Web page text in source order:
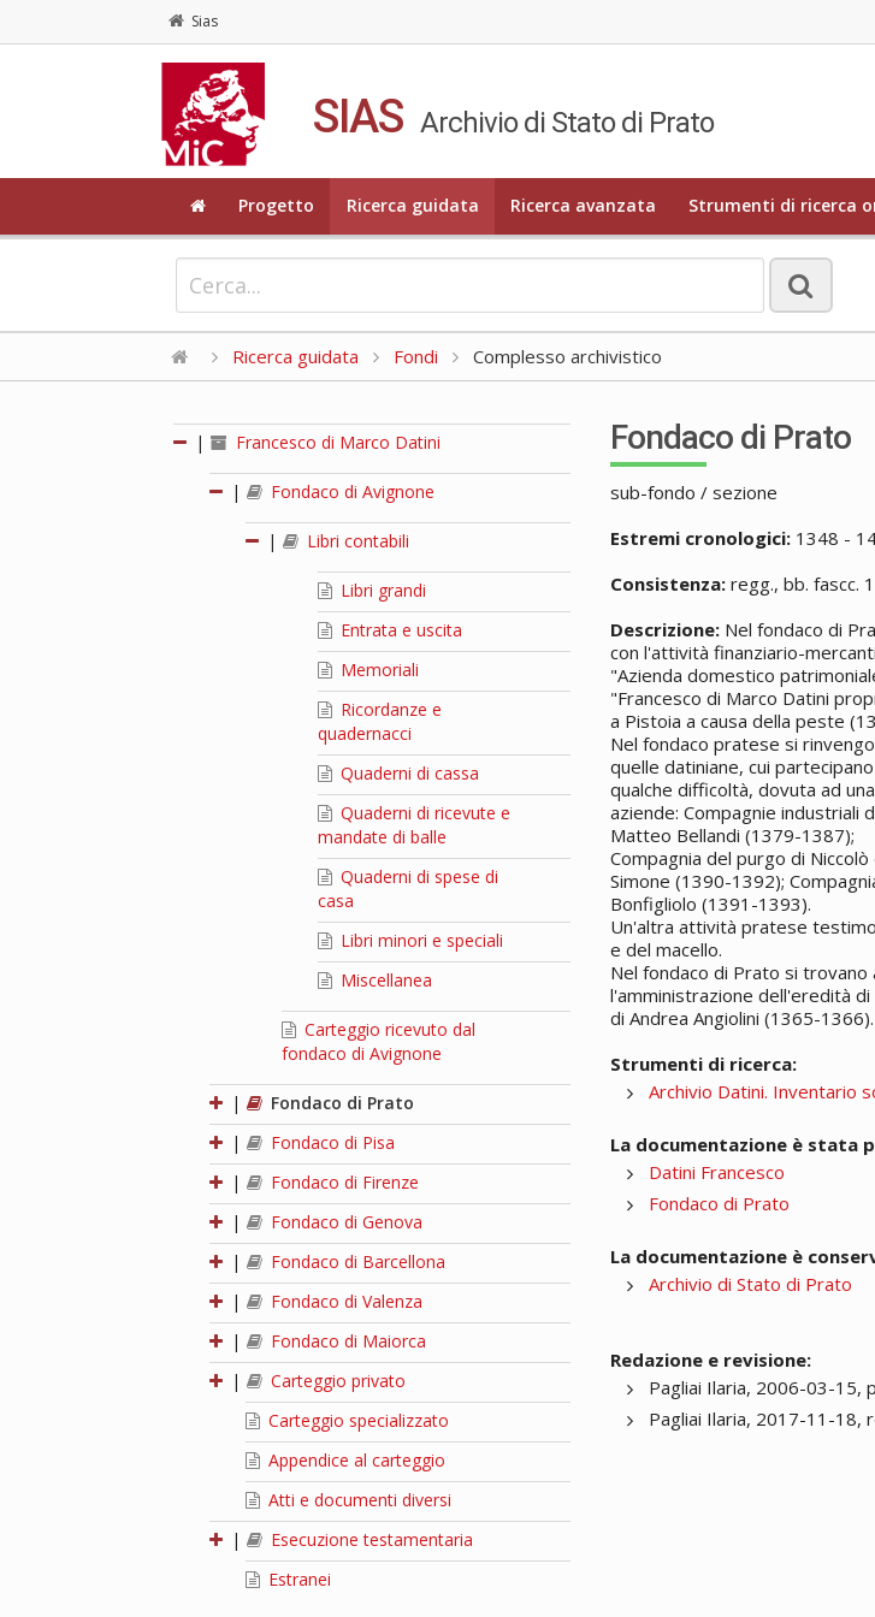
Sias
SIAS Archivio di Stato di Prato
Progetto Ricerca guidata Ricerca avanzata Strumenti di ricerca
Ricerca guidata Fondi Complesso archivistico
| Francesco di Marco Datini
| Fondaco di Avignone
| Libri contabili
Libri grandi
Entrata e uscita
Memoriali
Ricordanze e
quadernacci
Quaderni di cassa
Quaderni di ricevute e
mandate di balle
Quaderni di spese di
casa
Libri minori e speciali
Miscellanea
Carteggio ricevuto dal
fondaco di Avignone
|
Fondaco di Prato
|
Fondaco di Pisa
|
Fondaco di Firenze
|
Fondaco di Genova
|
Fondaco di Barcellona
|
Fondaco di Valenza
|
Fondaco di Maiorca
|
Carteggio privato
Carteggio specializzato
Appendice al carteggio
Atti e documenti diversi
|
Esecuzione testamentaria
Estranei
Fondaco di Prato
sub-fondo / sezione
Estremi cronologici: 1348 -
Consistenza: regg., bb. fascc.
Descrizione: Nel fondaco di
con l'attività finanziario-
"Azienda domestico
"Francesco di Marco Datini
a Pistoia a causa della peste
Nel fondaco pratese si
quelle datiniane, cui
qualche difficoltà, dovuta ad
aziende: Compagnie industriali
Matteo Bellandi (1379-1387);
Compagnia del purgo di
Simone (1390-1392);
Bonfigliolo (1391-1393).
Un'altra attività pratese
e del macello.
Nel fondaco di Prato si
l'amministrazione dell'eredità
di Andrea Angiolini (1365-1366).
Strumenti di ricerca:
Archivio Datini. Inventario
La documentazione è stata
Datini Francesco
Fondaco di Prato
La documentazione è
Archivio di Stato di Prato
Redazione e revisione:
Pagliai Ilaria, 2006-03-15,
Pagliai Ilaria, 2017-11-18,